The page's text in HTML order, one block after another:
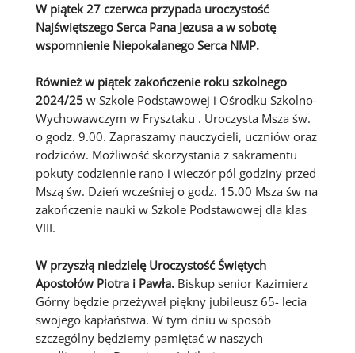
W piątek 27 czerwca przypada uroczystość
Najświętszego Serca Pana Jezusa a w sobotę
wspomnienie Niepokalanego Serca NMP.
Również w piątek zakończenie roku szkolnego
2024/25w Szkole Podstawowej i Ośrodku Szkolno-
Wychowawczym w Frysztaku . Uroczysta Msza św.
o godz. 9.00. Zapraszamy nauczycieli, uczniów oraz
rodziców. Możliwość skorzystania z sakramentu
pokuty codziennie rano i wieczór pól godziny przed
Mszą św. Dzień wcześniej o godz. 15.00 Msza św na
zakończenie nauki w Szkole Podstawowej dla klas
VIII.
W przyszłą niedzielę Uroczystość Świętych
Apostołów Piotra i Pawła. Biskup senior Kazimierz
Górny będzie przeżywał piękny jubileusz 65- lecia
swojego kapłaństwa. W tym dniu w sposób
szczególny będziemy pamiętać w naszych